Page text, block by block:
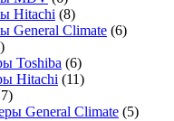
Hitachi (8)
General Climate (6)
Toshiba (6)
Hitachi (11)
General Climate (5)